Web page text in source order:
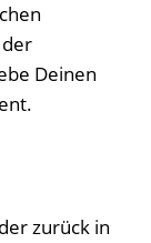
Deinen
zurück in